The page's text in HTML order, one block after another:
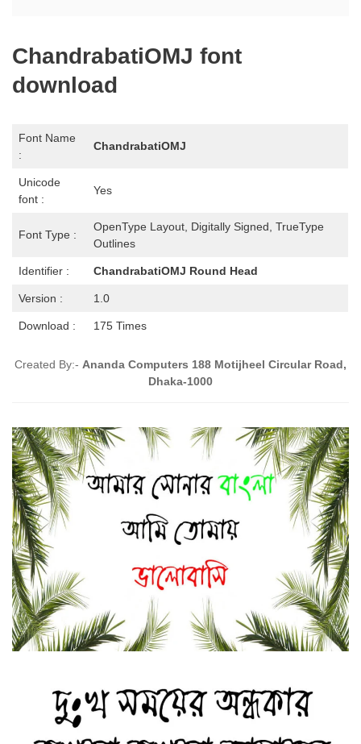
ChandrabatiOMJ font
download
Font Name
:
ChandrabatiOMJ
Unicode
font :
Yes
Font Type :
OpenType Layout, Digitally Signed, TrueType
Outlines
Identifier : ChandrabatiOMJ Round Head
Version : 1.0
Download : 175 Times
Created By:- Ananda Computers 188 Motijheel Circular Road,
Dhaka-1000